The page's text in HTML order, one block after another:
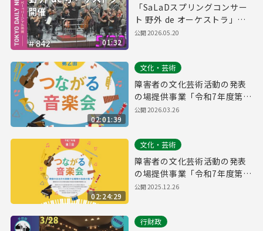
01:32
「SaLaDスプリングコンサー
ト 野外 de オーケストラ」開
催（令和8年5月20日 東京デイ
公開2026.05.20
02:01:39
文化・芸術
障害者の文化芸術活動の発表
の場提供事業「令和7年度第2
回つながる音楽会」
公開2026.03.26
02:24:29
文化・芸術
障害者の文化芸術活動の発表
の場提供事業「令和7年度第1
回つながる音楽会」
公開2025.12.26
行財政